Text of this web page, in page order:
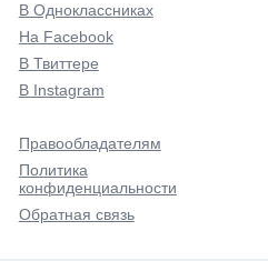
В Одноклассниках
На Facebook
В Твиттере
В Instagram
Правообладателям
Политика
конфиденциальности
Обратная связь